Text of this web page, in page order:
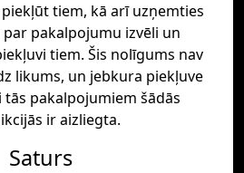
tiem, kā arī uzņemties
pakalpojumu izvēli un
tiem. Šis nolīgums nav
likums, un jebkura piekļuve
tās pakalpojumiem šādās
ir aizliegta.
Saturs